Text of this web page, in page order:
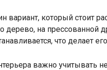
который стоит
дерево, на прессованной
что делает
важно учитывать